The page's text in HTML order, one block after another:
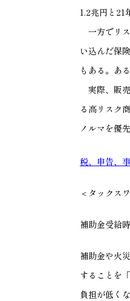
1.2兆円と 21
一方でリ
い込んだ保
もある。あ
実際、販
る高リスク
ノルマを優
税、申告、
＜タックス
補助金受給
補助金や火
することを
負担が低くな